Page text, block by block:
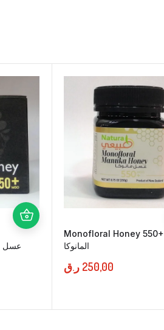
Monofloral Honey 550+ عسل
المانوكا
250,00 ر.ق